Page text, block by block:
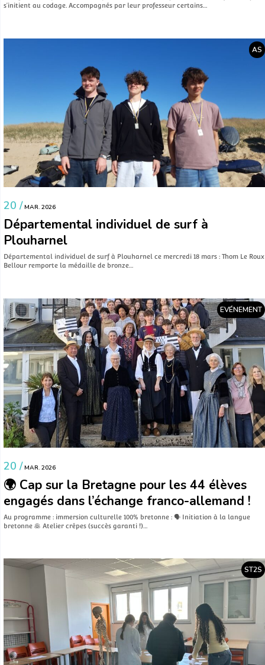
s’initient au codage. Accompagnés par leur professeur certains…
AS
20 / MAR. 2026
Départemental individuel de surf à
Plouharnel
Départemental individuel de surf à Plouharnel ce mercredi 18 mars : Thom Le Roux
Bellour remporte la médaille de bronze…
EVÉNEMENT
20 / MAR. 2026
🌍 Cap sur la Bretagne pour les 44 élèves
engagés dans l’échange franco-allemand !
Au programme : immersion culturelle 100% bretonne : 🗣️ Initiation à la langue
bretonne 🥞 Atelier crêpes (succès garanti !)…
ST2S